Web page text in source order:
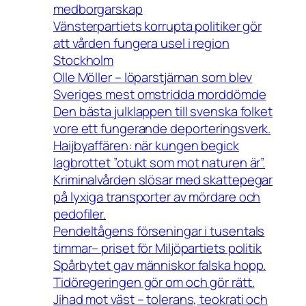
medborgarskap
Vänsterpartiets korrupta politiker gör
att vården fungera usel i region
Stockholm
Olle Möller – löparstjärnan som blev
Sveriges mest omstridda morddömde
Den bästa julklappen till svenska folket
vore ett fungerande deporteringsverk.
Haijbyaffären: när kungen begick
lagbrottet ”otukt som mot naturen är”.
Kriminalvården slösar med skattepegar
på lyxiga transporter av mördare och
pedofiler.
Pendeltågens förseningar i tusentals
timmar– priset för Miljöpartiets politik
Spårbytet gav människor falska hopp.
Tidöregeringen gör om och gör rätt.
Jihad mot väst – tolerans, teokrati och